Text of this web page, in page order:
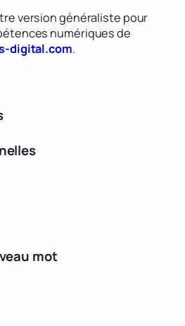
version généraliste pour
numériques de
digital.com.
mot